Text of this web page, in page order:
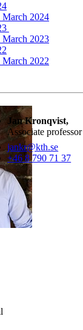
March 2024
March 2023
March 2022
Jan Kronqvist,
Associate professor
jankr@kth.se
+46 8 790 71 37